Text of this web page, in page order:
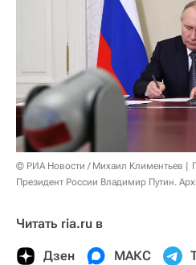
© РИА Новости / Михаил Климентьев
Президент России Владимир Путин.
Читать ria.ru в
Дзен МАКС